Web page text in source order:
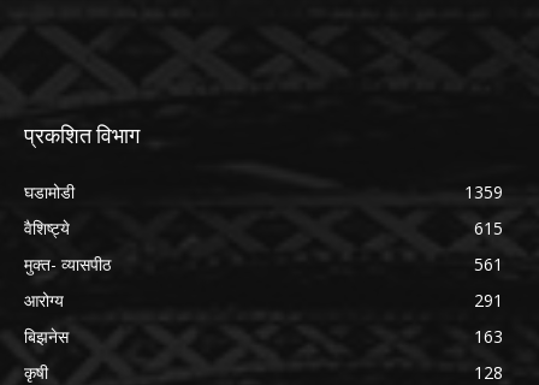
प्रकशित विभाग
घडामोडी
1359
वैशिष्ट्ये
615
मुक्त- व्यासपीठ
561
आरोग्य
291
बिझनेस
163
कृषी
128